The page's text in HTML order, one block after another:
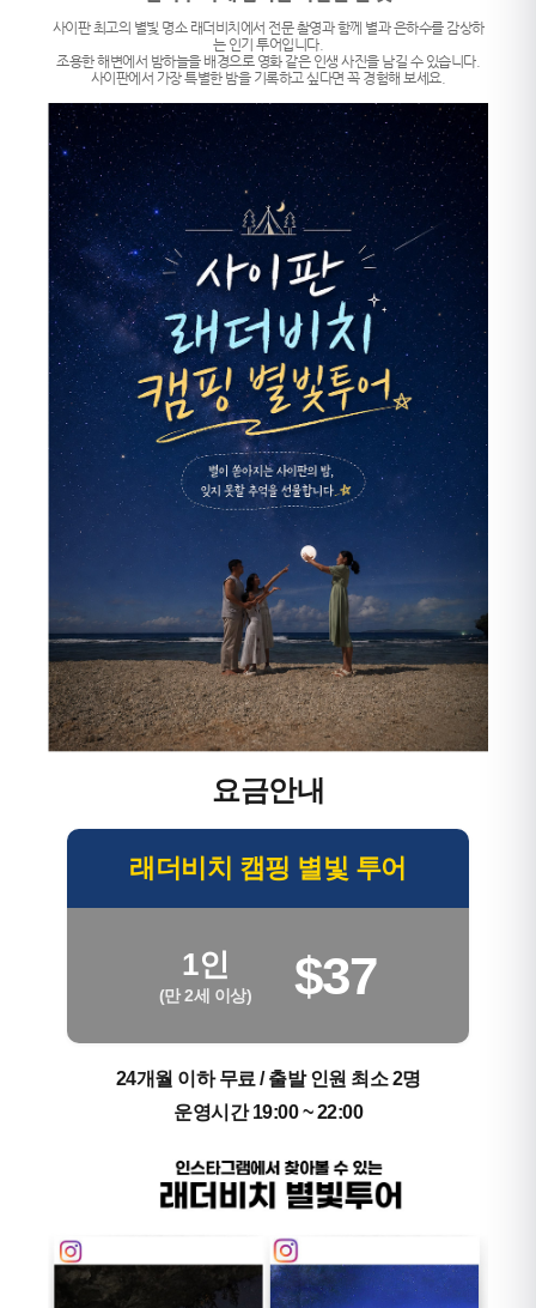
사이판 최고의 별빛 명소 래더비치에서 전문 촬영과 함께 별과 은하수를 감상하
는 인기 투어입니다.
조용한 해변에서 밤하늘을 배경으로 영화 같은 인생 사진을 남길 수 있습니다.
사이판에서 가장 특별한 밤을 기록하고 싶다면 꼭 경험해 보세요.
요금안내
래더비치 캠핑 별빛 투어
1인
(만 2세 이상) $37
24개월 이하 무료 / 출발 인원 최소 2명
운영시간 19:00 ~ 22:00